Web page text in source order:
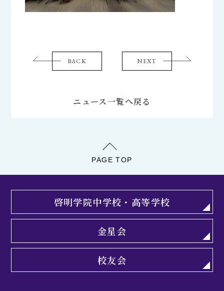
BACK NEXT
ニュース一覧へ戻る
啓明学院中学校・高等学校
金星会
校友会
PAGE TOP